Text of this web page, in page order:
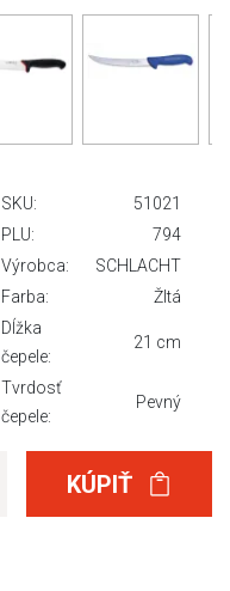
SKU:
51021
PLU:
794
Výrobca:
SCHLACHT
Farba:
Žltá
Dĺžka
čepele:
21 cm
Tvrdosť
čepele:
Pevný
KÚPIŤ